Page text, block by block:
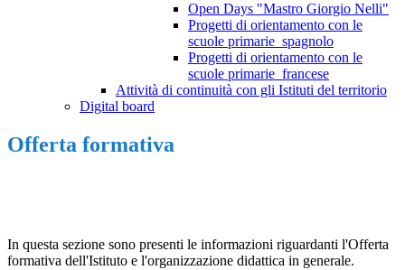
Open Days "Mastro Giorgio Nelli"
Progetti di orientamento con le
scuole primarie_spagnolo
Progetti di orientamento con le
scuole primarie_francese
Attività di continuità con gli Istituti del territorio
Digital board
Offerta formativa
In questa sezione sono presenti le informazioni riguardanti l'Offerta
formativa dell'Istituto e l'organizzazione didattica in generale.